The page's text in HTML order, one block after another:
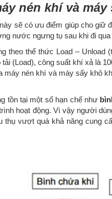
nén khí và
sẽ có ưu điểm giúp cho
nước ngưng tụ sau khi đi
theo thể thức Load –
(Load), công suất khí xả là
máy nén khí và máy sấy khô
tồn tại một số hạn chế như
hoạt động. Vì vậy người
vượt quá khả năng cung